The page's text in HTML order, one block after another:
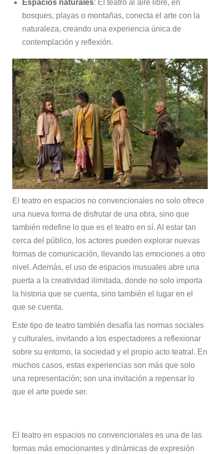
Espacios naturales: El teatro al aire libre, en
bosques, playas o montañas, conecta el arte con la
naturaleza, creando una experiencia única de
contemplación y reflexión.
El teatro en espacios no convencionales no solo ofrece
una nueva forma de disfrutar de una obra, sino que
también redefine lo que es el teatro en sí. Al estar tan
cerca del público, los actores pueden explorar nuevas
formas de comunicación, llevando las emociones a otro
nivel. Además, el uso de espacios inusuales abre una
puerta a la creatividad ilimitada, donde no solo importa
la historia que se cuenta, sino también el lugar en el
que se cuenta.
Este tipo de teatro también desafía las normas sociales
y culturales, invitando a los espectadores a reflexionar
sobre su entorno, la sociedad y el propio acto teatral. En
muchos casos, estas experiencias son más que solo
una representación; son una invitación a repensar lo
que el arte puede ser.
El teatro en espacios no convencionales es una de las
formas más emocionantes y dinámicas de expresión